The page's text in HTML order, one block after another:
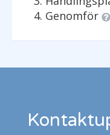
Genomför